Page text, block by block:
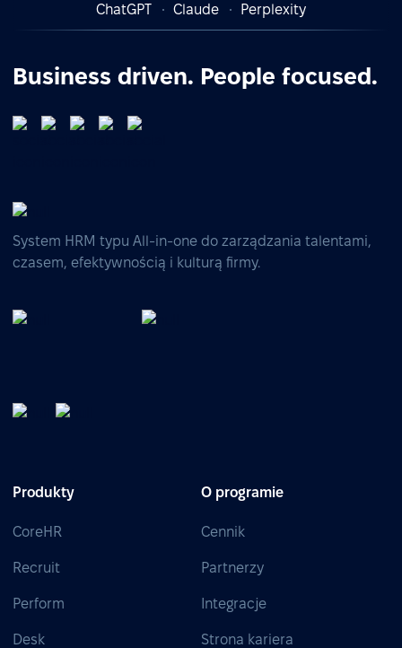
ChatGPT
Claude Perplexity
Business driven. People focused.
System HRM typu All-in-one do zarządzania talentami,
czasem, efektywnością i kulturą firmy.
Produkty
CoreHR
Recruit
Perform
Desk
O programie
Cennik
Partnerzy
Integracje
Strona kariera